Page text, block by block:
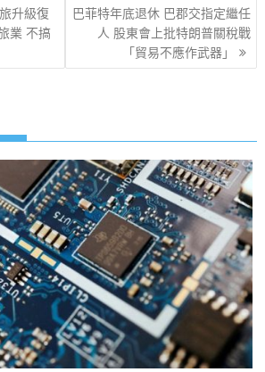
升級復
業 不搞
巴菲特年底退休 巴郡交指定繼任
人 股東會上批特朗普關稅戰
「貿易不應作武器」